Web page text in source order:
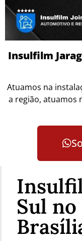
Insulfilm
Atuamos na
a região, atuamos
Sul